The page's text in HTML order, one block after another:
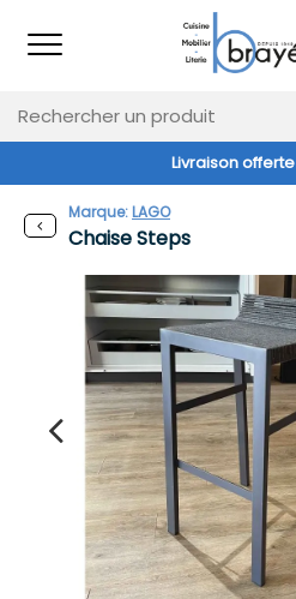
Livraison offerte
-40%
Chaise Steps
Marque:LAGO